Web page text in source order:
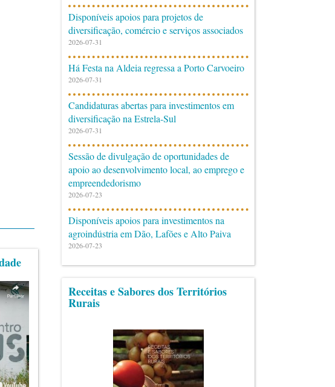
Disponíveis apoios para projetos de
diversificação, comércio e serviços associados
2026-07-31
Há Festa na Aldeia regressa a Porto Carvoeiro
2026-07-31
Candidaturas abertas para investimentos em
diversificação na Estrela-Sul
2026-07-31
Sessão de divulgação de oportunidades de
apoio ao desenvolvimento local, ao emprego e
empreendedorismo
2026-07-23
Disponíveis apoios para investimentos na
agroindústria em Dão, Lafões e Alto Paiva
2026-07-23
Receitas e Sabores dos Territórios
Rurais